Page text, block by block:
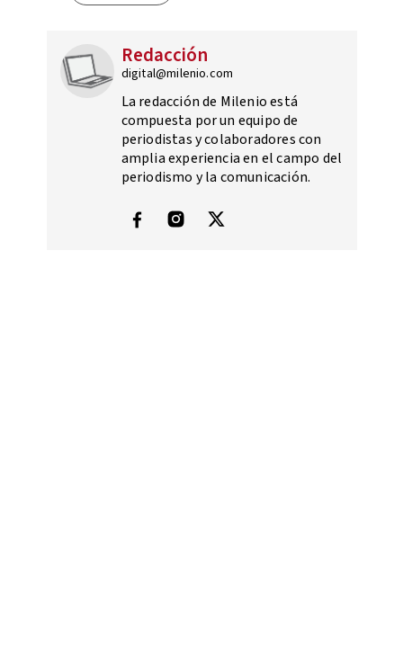
Redacción
digital@milenio.com
La redacción de Milenio está
compuesta por un equipo de
periodistas y colaboradores con
amplia experiencia en el campo del
periodismo y la comunicación.